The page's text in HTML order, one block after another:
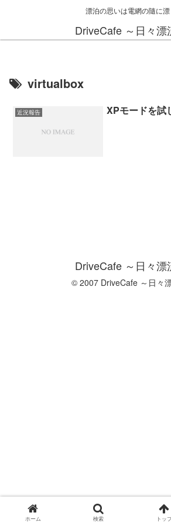
漂泊の思いは電網の隨に漂
DriveCafe ～日々漂
virtualbox
近況報告 XPモードを試
DriveCafe ～日々漂
© 2007 DriveCafe ～日々
ホーム 検索 トッ